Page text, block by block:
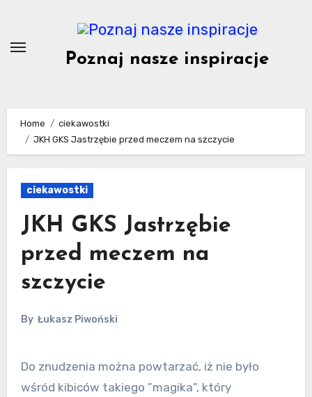
content
Poznaj nasze inspiracje
Home
ciekawostki
JKH GKS Jastrzębie przed meczem na szczycie
ciekawostki
JKH GKS Jastrzębie
przed meczem na
szczycie
By Łukasz Piwoński
Do znudzenia można powtarzać, iż nie było
wśród kibiców takiego ”magika”, który